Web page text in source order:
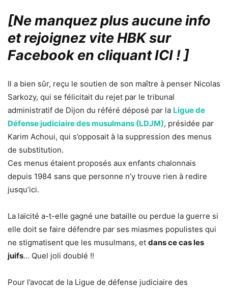
[Ne manquez plus aucune info
et rejoignez vite HBK sur
Facebook en cliquant ICI !]
Il a bien sûr, reçu le soutien de son maître à penser Nicolas
Sarkozy, qui se félicitait du rejet par le tribunal
administratif de Dijon du référé déposé par la Ligue de
Défense judiciaire des musulmans (LDJM), présidée par
Karim Achoui, qui s’opposait à la suppression des menus
de substitution.
Ces menus étaient proposés aux enfants chalonnais
depuis 1984 sans que personne n’y trouve rien à redire
jusqu’ici.
La laïcité a-t-elle gagné une bataille ou perdue la guerre si
elle doit se faire défendre par ses miasmes populistes qui
ne stigmatisent que les musulmans, et dans ce cas les
juifs… Quel joli doublé !!
Pour l’avocat de la Ligue de défense judiciaire des